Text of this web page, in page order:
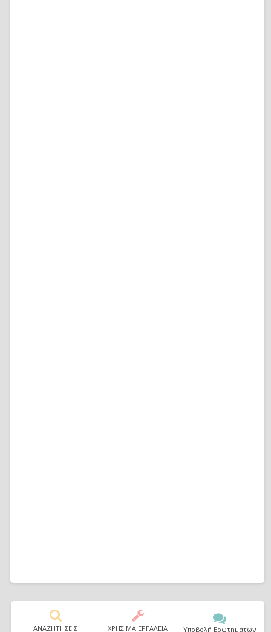
ΑΝΑΖΗΤΗΣΕΙΣ ΧΡΗΣΙΜΑ ΕΡΓΑΛΕΙΑ Υποβολή Ερωτημάτων